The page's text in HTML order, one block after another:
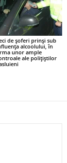
de șoferi prinși sub
alcoolului, în
unor ample
ale polițiștilor